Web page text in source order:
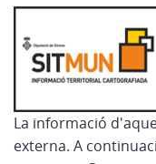
La informació
externa. A